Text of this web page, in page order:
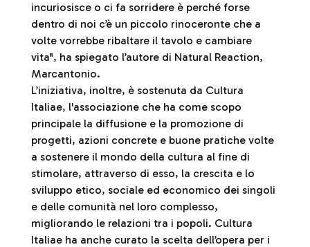
incuriosisce o ci fa sorridere è perché forse
dentro di noi c’è un piccolo rinoceronte che a
volte vorrebbe ribaltare il tavolo e cambiare
vita", ha spiegato l’autore di Natural Reaction,
Marcantonio.
L’iniziativa, inoltre, è sostenuta da Cultura
Italiae, l'associazione che ha come scopo
principale la diffusione e la promozione di
progetti, azioni concrete e buone pratiche volte
a sostenere il mondo della cultura al fine di
stimolare, attraverso di esso, la crescita e lo
sviluppo etico, sociale ed economico dei singoli
e delle comunità nel loro complesso,
migliorando le relazioni tra i popoli. Cultura
Italiae ha anche curato la scelta dell’opera per i